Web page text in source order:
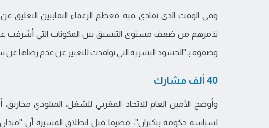
وفي الوقت الذي تفادى فيه معظم الزعماء النقابيين
تذمرهم من ضعف مستوى التنسيق بين المكونات التي أشرفت على
وصفوه بـ"الحشود البشرية التي توافدت للتعبير عن عدم رضاها
40 ألف مشارك
وأوضح الأمين العام للاتحاد المغربي للشغل، الميلودي
لسياسة حكومة بنكيران"، مضيفا قبل انطلاق المسيرة أن "ميدان